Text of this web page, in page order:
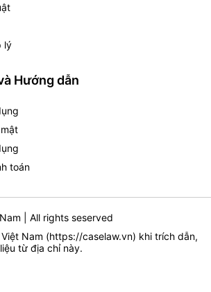
lý
Hướng dẫn
toán
| All rights seserved
Nam (https://caselaw.vn) khi trích dẫn,
từ địa chỉ này.